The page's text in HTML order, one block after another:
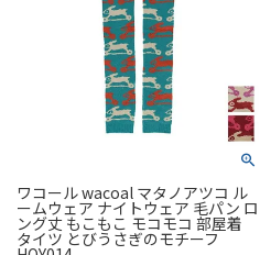
ワコール wacoal マタノアツコ ル
ームウェア ナイトウェア 毛パン ロ
ング丈 もこもこ モコモコ 部屋着
タイツ とびうさぎのモチーフ